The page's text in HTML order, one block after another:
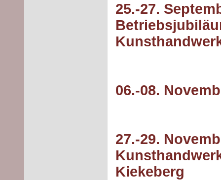
25.-27.
06.-08.
27.-29.
Kiekeberg